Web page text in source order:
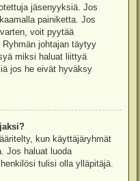
jäsenyyksiä. Jos
painiketta. Jos
voit pyytää
johtajan täytyy
miksi haluat liittyä
jos he eivät hyväksy
kun käyttäjäryhmät
Jos haluat luoda
tulisi olla ylläpitäjä.